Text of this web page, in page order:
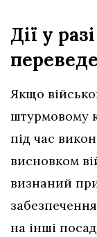
Дії у
Якщо
штурмовому
під час
висновком
визнаний
на інші